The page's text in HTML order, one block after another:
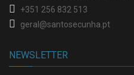
+351 256 832 513
geral@santosecunha.pt
NEWSLETTER